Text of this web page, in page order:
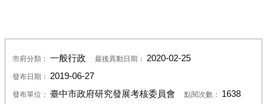
市府分類： 一般行政 最後異動日期： 2020-02-25
發布日期： 2019-06-27
發布單位： 臺中市政府研究發展考核委員會 點閱次數： 1638